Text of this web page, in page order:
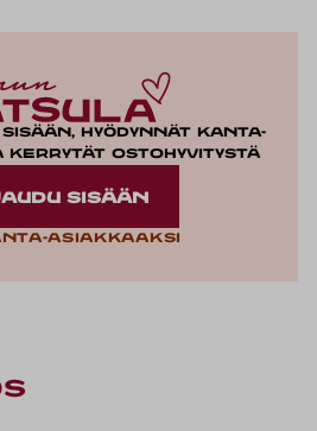
hyödynnät kanta-
kerrytät ostohyvitystä
SISÄÄN
asiakkaaksi